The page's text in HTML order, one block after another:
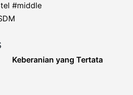
middle
Keberanian yang Tertata